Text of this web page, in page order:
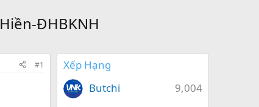
ĐHBKNH
#1
Xếp Hạng
9,004
Butchi